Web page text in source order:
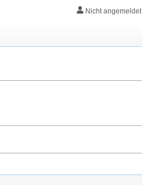
Nicht angemeldet